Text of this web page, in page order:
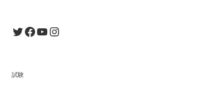
Twitter
Facebook
YouTube
Instagram
試験